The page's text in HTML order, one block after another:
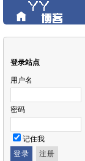
登录站点
用户名
密码
记住我